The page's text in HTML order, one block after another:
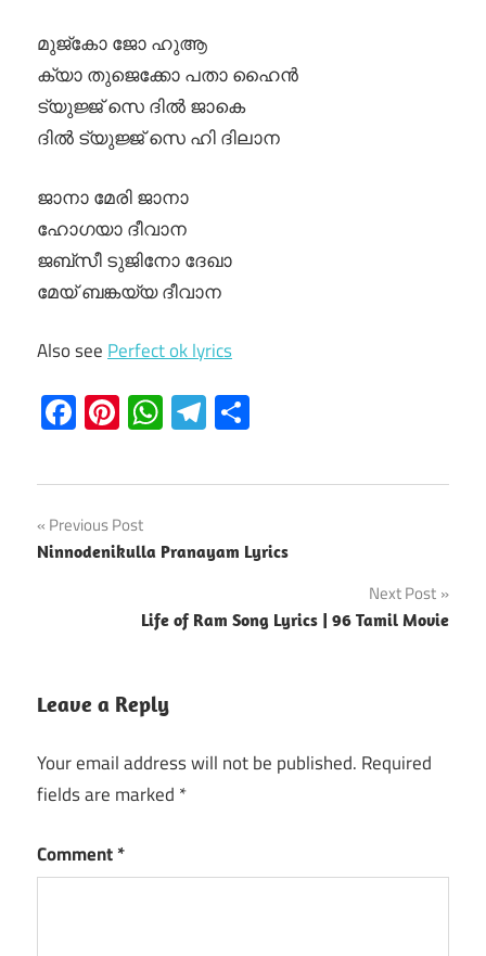
മുജ്‌കോ ജോ ഹുആ
ക്യാ തുജെക്കോ പതാ ഹൈൻ
ട്യുജ്ജ് സെ ദിൽ ജാകെ
ദിൽ ട്യുജ്ജ് സെ ഹി ദിലാന
ജാനാ മേരി ജാനാ
ഹോഗയാ ദീവാന
ജബ്‌സീ ടുജിനോ ദേഖാ
മേയ് ബങ്കയ്യ ദീവാന
Also see Perfect ok lyrics
Facebook
Pinterest
WhatsApp
Telegram
Post
navigation
Previous Post
Ninnodenikulla Pranayam Lyrics
Next Post
Life of Ram Song Lyrics | 96 Tamil Movie
Leave a Reply
Your email address will not be published. Required
fields are marked *
Comment*